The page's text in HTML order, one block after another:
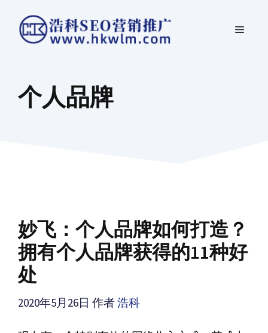
菜
个人品牌
妙飞：个人品牌如何打造？
拥有个人品牌获得的11种好
处
2020年5月26日 作者浩科